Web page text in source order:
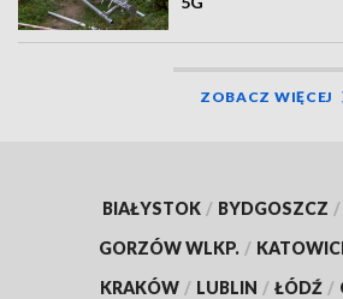
ZOBACZ WIĘCEJ
BIAŁYSTOK / BYDGOSZCZ /
GORZÓW WLKP. /
KRAKÓW / LUBLIN / ŁÓDŹ /